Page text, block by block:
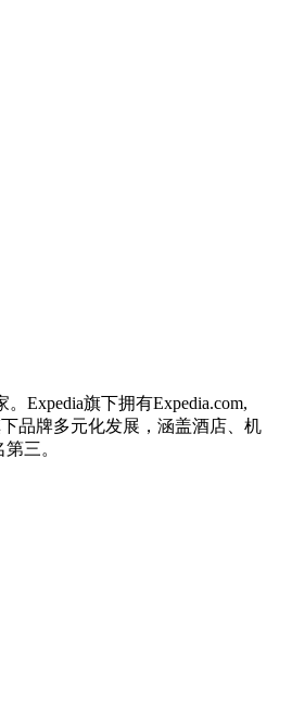
Expedia旗下拥有Expedia.com,
下品牌多元化发展，涵盖酒店、机
三。